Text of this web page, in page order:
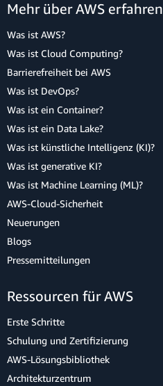
Mehr über AWS erfahren
Was ist AWS?
Was ist Cloud Computing?
Barrierefreiheit bei AWS
Was ist DevOps?
Was ist ein Container?
Was ist ein Data Lake?
Was ist künstliche Intelligenz (KI)?
Was ist generative KI?
Was ist Machine Learning (ML)?
AWS-Cloud-Sicherheit
Neuerungen
Blogs
Pressemitteilungen
Ressourcen für AWS
Erste Schritte
Schulung und Zertifizierung
AWS-Lösungsbibliothek
Architekturzentrum